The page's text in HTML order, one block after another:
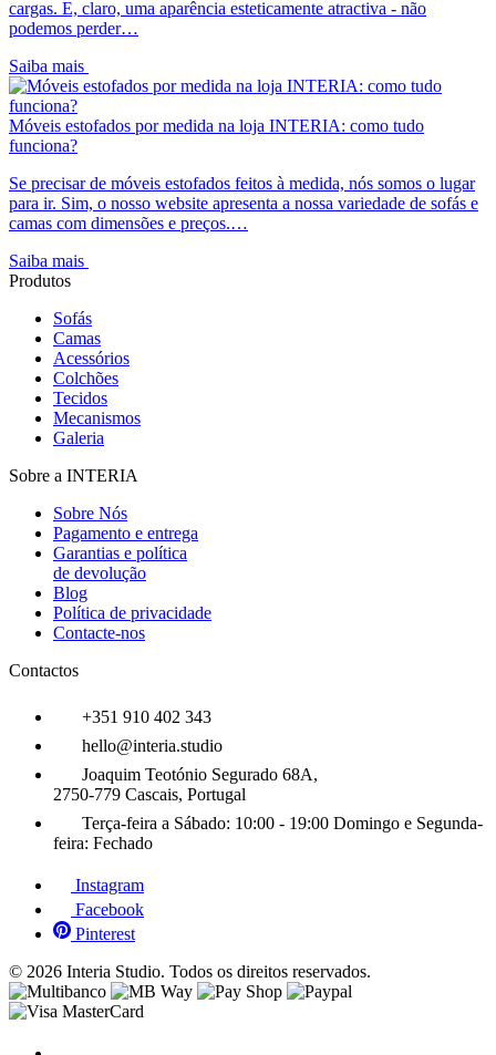
cargas. E, claro, uma aparência esteticamente atractiva - não
podemos perder…
Saiba mais
Móveis estofados por medida na loja INTERIA: como tudo
funciona?
Se precisar de móveis estofados feitos à medida, nós somos o lugar
para ir. Sim, o nosso website apresenta a nossa variedade de sofás e
camas com dimensões e preços.…
Saiba mais
Produtos
Sofás
Camas
Acessórios
Colchões
Tecidos
Mecanismos
Galeria
Sobre a INTERIA
Sobre Nós
Pagamento e entrega
Garantias e política
de devolução
Blog
Política de privacidade
Contacte-nos
Contactos
+351 910 402 343
hello@interia.studio
Joaquim Teotónio Segurado 68A,
2750-779 Cascais, Portugal
Terça-feira a Sábado: 10:00 - 19:00 Domingo e Segunda-
feira: Fechado
Instagram
Facebook
Pinterest
© 2026 Interia Studio. Todos os direitos reservados.